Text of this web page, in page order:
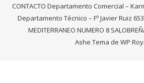
CONTACTO Departamento Comercial –
Departamento Técnico – Fº Javier Ruiz 653
MEDITERRANEO NUMERO 8
Ashe Tema de WP